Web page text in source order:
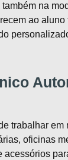
na
ao
trabalhar em
oficinas
acessórios